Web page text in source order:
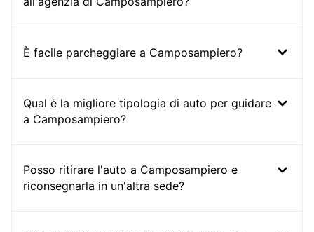
È facile parcheggiare a Camposampiero?
Qual è la migliore tipologia di auto per guidare
a Camposampiero?
Posso ritirare l'auto a Camposampiero e
riconsegnarla in un'altra sede?